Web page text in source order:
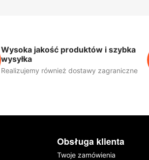
Wysoka jakość produktów i szybka
wysyłka
Realizujemy również dostawy zagraniczne
Obsługa klienta
Twoje zamówienia